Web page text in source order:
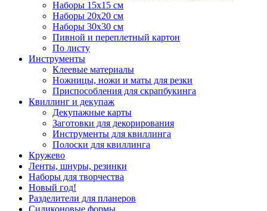
Наборы 15х15 см
Наборы 20х20 см
Наборы 30х30 см
Пивной и переплетный картон
По листу
Инструменты
Клеевые материалы
Ножницы, ножи и маты для резки
Приспособления для скрапбукинга
Квиллинг и декупаж
Декупажные карты
Заготовки для декорирования
Инструменты для квиллинга
Полоски для квиллинга
Кружево
Ленты, шнуры, резинки
Наборы для творчества
Новый год!
Разделители для планеров
Силиконовые формы